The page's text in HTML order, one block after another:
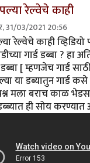
रेल्वेचे काही
31/03/2021 20:56
रेल्वेचे काही व्हिडियो
गार्ड डब्बा ? हा
[ म्हणजेच गार्ड
या डब्यातुन गार्ड
मला बराच काळ
ही सोय